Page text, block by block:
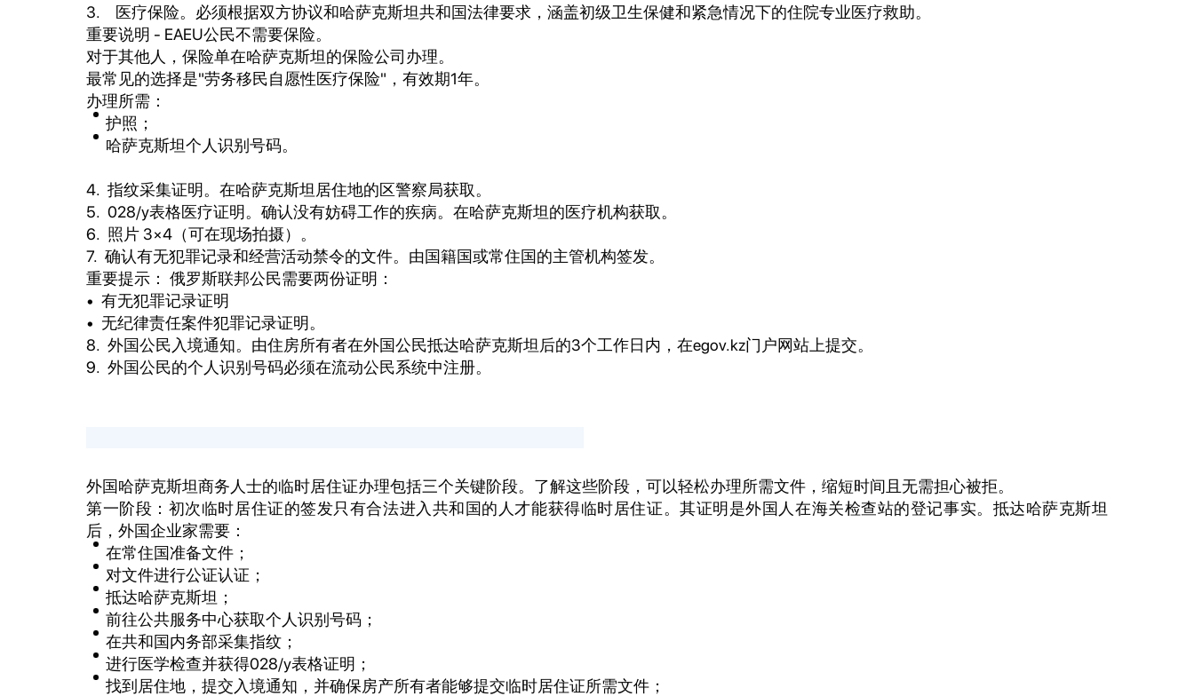
医疗保险。必须根据双方协议和哈萨克斯坦共和国法律要求，涵盖初级卫生保健和紧急情况下的住院专业医疗救助。
重要说明 - EAEU公民不需要保险。
对于其他人，保险单在哈萨克斯坦的保险公司办理。
最常见的选择是"劳务移民自愿性医疗保险"，有效期1年。
办理所需：
护照；
哈萨克斯坦个人识别号码。
4. 指纹采集证明。在哈萨克斯坦居住地的区警察局获取。
5. 028/у表格医疗证明。确认没有妨碍工作的疾病。在哈萨克斯坦的医疗机构获取。
6. 照片 3×4（可在现场拍摄）。
7. 确认有无犯罪记录和经营活动禁令的文件。由国籍国或常住国的主管机构签发。
重要提示： 俄罗斯联邦公民需要两份证明：
• 有无犯罪记录证明
• 无纪律责任案件犯罪记录证明。
8. 外国公民入境通知。由住房所有者在外国公民抵达哈萨克斯坦后的3个工作日内，在egov.kz门户网站上提交。
9. 外国公民的个人识别号码必须在流动公民系统中注册。
外国哈萨克斯坦商务人士的临时居住证办理包括三个关键阶段。了解这些阶段，可以轻松办理所需文件，缩短时间且无需担心被拒。
第一阶段：初次临时居住证的签发只有合法进入共和国的人才能获得临时居住证。其证明是外国人在海关检查站的登记事实。抵达哈萨克斯坦
后，外国企业家需要：
在常住国准备文件；
对文件进行公证认证；
抵达哈萨克斯坦；
前往公共服务中心获取个人识别号码；
在共和国内务部采集指纹；
进行医学检查并获得028/у表格证明；
找到居住地，提交入境通知，并确保房产所有者能够提交临时居住证所需文件；